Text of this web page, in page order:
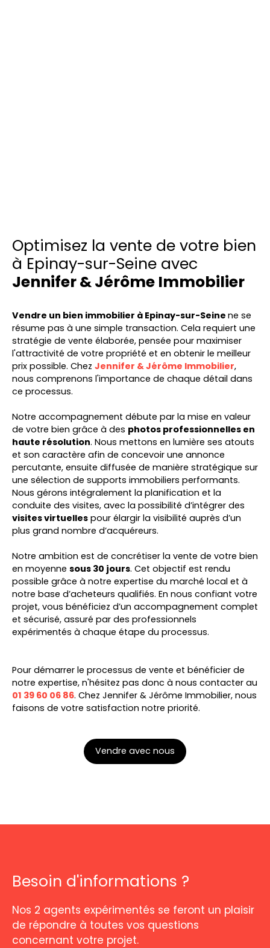
Optimisez la vente de votre bien
à Epinay-sur-Seine avec
Jennifer & Jérôme Immobilier
Vendre un bien immobilier à Epinay-sur-Seine ne se
résume pas à une simple transaction. Cela requiert une
stratégie de vente élaborée, pensée pour maximiser
l'attractivité de votre propriété et en obtenir le meilleur
prix possible. Chez Jennifer & Jérôme Immobilier,
nous comprenons l'importance de chaque détail dans
ce processus.
Notre accompagnement débute par la mise en valeur
de votre bien grâce à des photos professionnelles en
haute résolution. Nous mettons en lumière ses atouts
et son caractère afin de concevoir une annonce
percutante, ensuite diffusée de manière stratégique sur
une sélection de supports immobiliers performants.
Nous gérons intégralement la planification et la
conduite des visites, avec la possibilité d’intégrer des
visites virtuelles pour élargir la visibilité auprès d’un
plus grand nombre d’acquéreurs.
Notre ambition est de concrétiser la vente de votre bien
en moyenne sous 30 jours. Cet objectif est rendu
possible grâce à notre expertise du marché local et à
notre base d’acheteurs qualifiés. En nous confiant votre
projet, vous bénéficiez d’un accompagnement complet
et sécurisé, assuré par des professionnels
expérimentés à chaque étape du processus.
Pour démarrer le processus de vente et bénéficier de
notre expertise, n'hésitez pas donc à nous contacter au
01 39 60 06 86. Chez Jennifer & Jérôme Immobilier, nous
faisons de votre satisfaction notre priorité.
Vendre avec nous
Besoin d'informations ?
Nos 2 agents expérimentés se feront un plaisir
de répondre à toutes vos questions
concernant votre projet.